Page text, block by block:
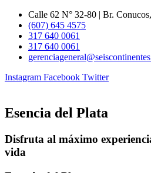
contenido
Calle 62 N° 32-80 | Br.
(607) 645 4575
317 640 0061
317 640 0061
Instagram Facebook Twitter
Esencia del Plata
Disfruta al máximo
vida